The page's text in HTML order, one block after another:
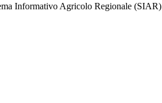
Informativo Agricolo Regionale (SIAR)